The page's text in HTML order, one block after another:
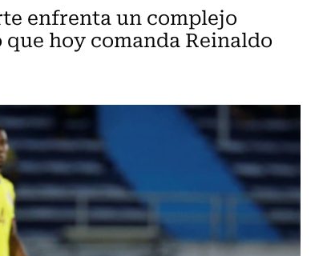
enfrenta un complejo
hoy comanda Reinaldo